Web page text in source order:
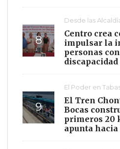
Desde las
Centro crea
impulsar la
personas con
discapacidad
El Poder en
El Tren
Bocas
primeros 20
apunta hacia